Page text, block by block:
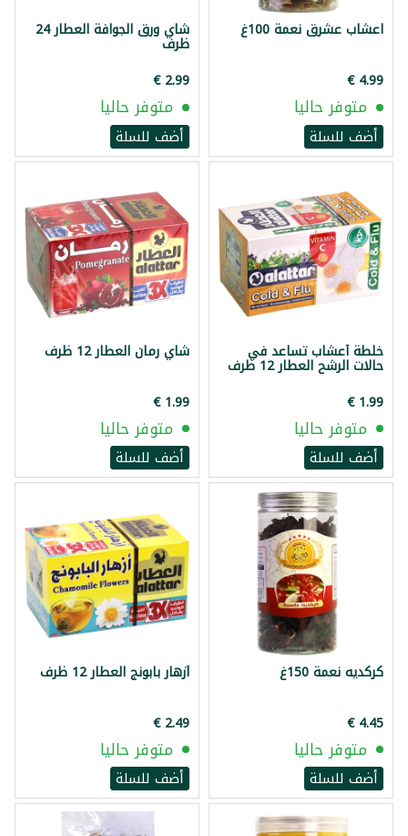
اعشاب عشرق نعمة 100غ
متوفر حاليا
أضف للسلة
شاي ورق الجوافة العطار 24
ظرف
متوفر حاليا
أضف للسلة
خلطة أعشاب تساعد في
حالات الرشح العطار 12 ظرف
متوفر حاليا
أضف للسلة
شاي رمان العطار 12 ظرف
متوفر حاليا
أضف للسلة
كركديه نعمة 150غ
متوفر حاليا
أضف للسلة
أزهار بابونج العطار 12 ظرف
متوفر حاليا
أضف للسلة